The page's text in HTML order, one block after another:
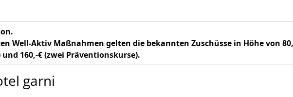
Well-Aktiv Maßnahmen gelten die bekannten Zuschüsse in Höhe von
160,-€ (zwei Präventionskurse).
garni